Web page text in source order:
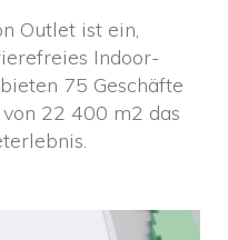
Outlet ist ein,
Indoor-
75 Geschäfte
22 400 m2 das